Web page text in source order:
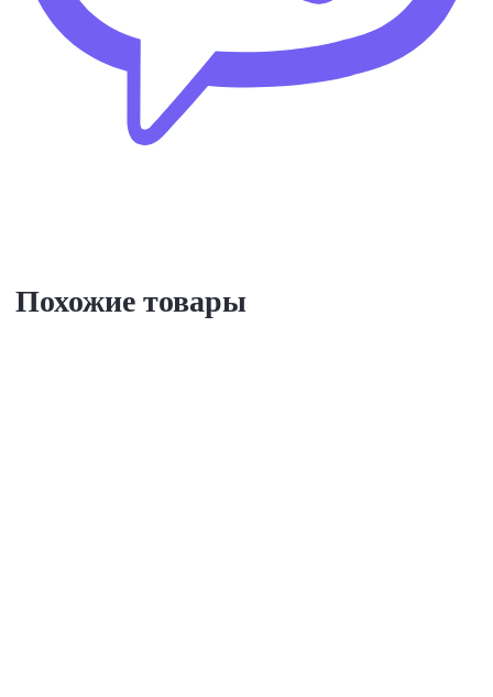
Похожие товары